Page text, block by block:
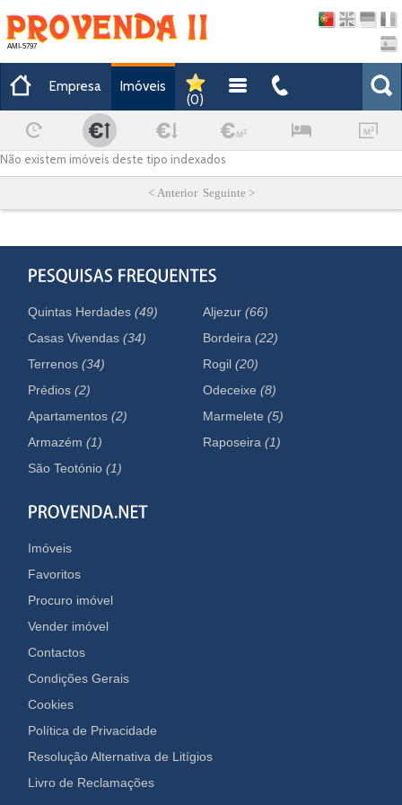
AMI-5797
Empresa
Imóveis
(0)
Não existem imóveis deste tipo indexados
< Anterior Seguinte >
Quintas Herdades(49)
Casas Vivendas(34)
Terrenos(34)
Prédios(2)
Apartamentos(2)
Armazém(1)
Aljezur(66)
Bordeira(22)
Rogil(20)
Odeceixe(8)
Marmelete(5)
Raposeira(1)
São Teotónio(1)
Imóveis
Favoritos
Procuro imóvel
Vender imóvel
Contactos
Condições Gerais
Cookies
Política de Privacidade
Resolução Alternativa de Litígios
Livro de Reclamações